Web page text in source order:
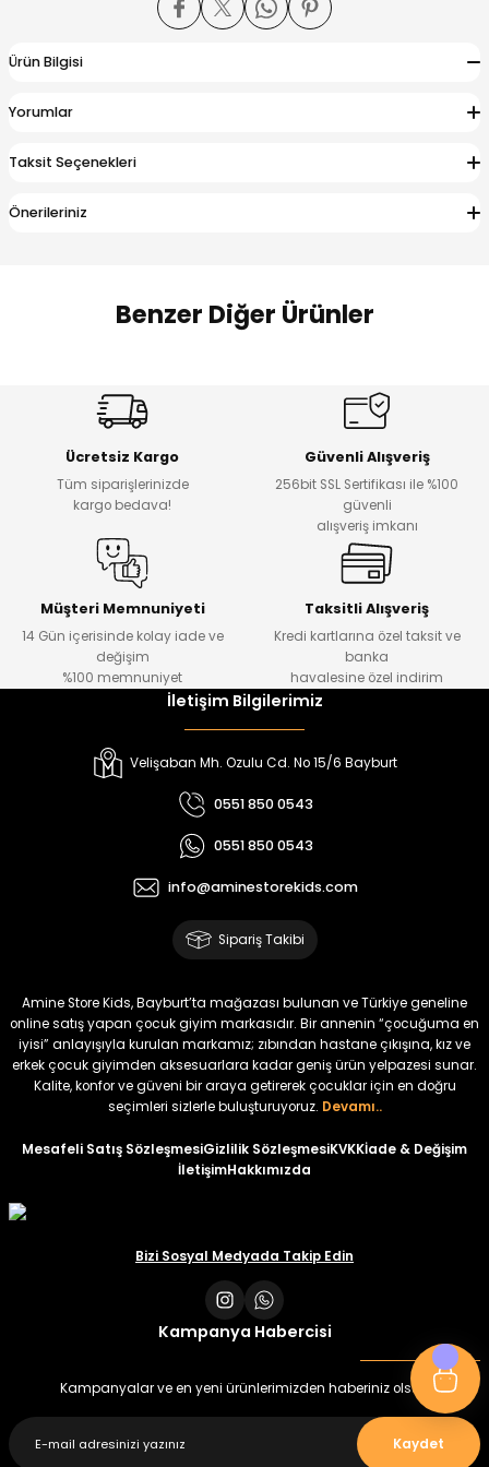
Ürün Bilgisi
Yorumlar
Taksit Seçenekleri
Önerileriniz
Benzer Diğer Ürünler
Dantelya Kız Çocuk Tişört
Puba Unisex Kot 3’lü Takım
Urban Kız Çocuk Süveterli Tunik Gömlek Navi Kız Çocuk Kot Pantolon
₺ 650
Melra Kız Çocuk Kot Pantolon
%15
Tivon Kız Çocuk 3’lü Takım
₺ 2.340
Koren Kız Çocuk ve Bebek Tayt
₺ 320
₺ 250
Yeni
Koren Kız Çocuk ve Bebek Tayt
₺ 320
₺ 250
%22
Koren Kız Çocuk ve Bebek Tayt
₺ 250
%22
Koren Kız Çocuk ve Bebek Tayt
₺ 320
Ücretsiz Kargo
Tüm siparişlerinizde
kargo bedava!
Güvenli Alışveriş
256bit SSL Sertifikası ile %100
güvenli
alışveriş imkanı
Müşteri Memnuniyeti
14 Gün içerisinde kolay iade ve
değişim
%100 memnuniyet
Taksitli Alışveriş
Kredi kartlarına özel taksit ve
banka
havalesine özel indirim
İletişim Bilgilerimiz
Velişaban Mh. Ozulu Cd. No 15/6 Bayburt
0551 850 0543
0551 850 0543
info@aminestorekids.com
Sipariş Takibi
Amine Store Kids, Bayburt’ta mağazası bulunan ve Türkiye geneline
online satış yapan çocuk giyim markasıdır. Bir annenin “çocuğuma en
iyisi” anlayışıyla kurulan markamız; zıbından hastane çıkışına, kız ve
erkek çocuk giyimden aksesuarlara kadar geniş ürün yelpazesi sunar.
Kalite, konfor ve güveni bir araya getirerek çocuklar için en doğru
seçimleri sizlerle buluşturuyoruz. Devamı..
Mesafeli Satış SözleşmesiGizlilik SözleşmesiKVKKİade & Değişim
İletişimHakkımızda
Bizi Sosyal Medyada Takip Edin
Kampanya Habercisi
Kampanyalar ve en yeni ürünlerimizden haberiniz olsun
Kaydet
ve Taç